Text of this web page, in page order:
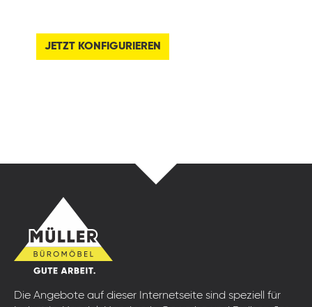
JETZT KONFIGURIEREN
Die Angebote auf dieser Internetseite sind speziell für